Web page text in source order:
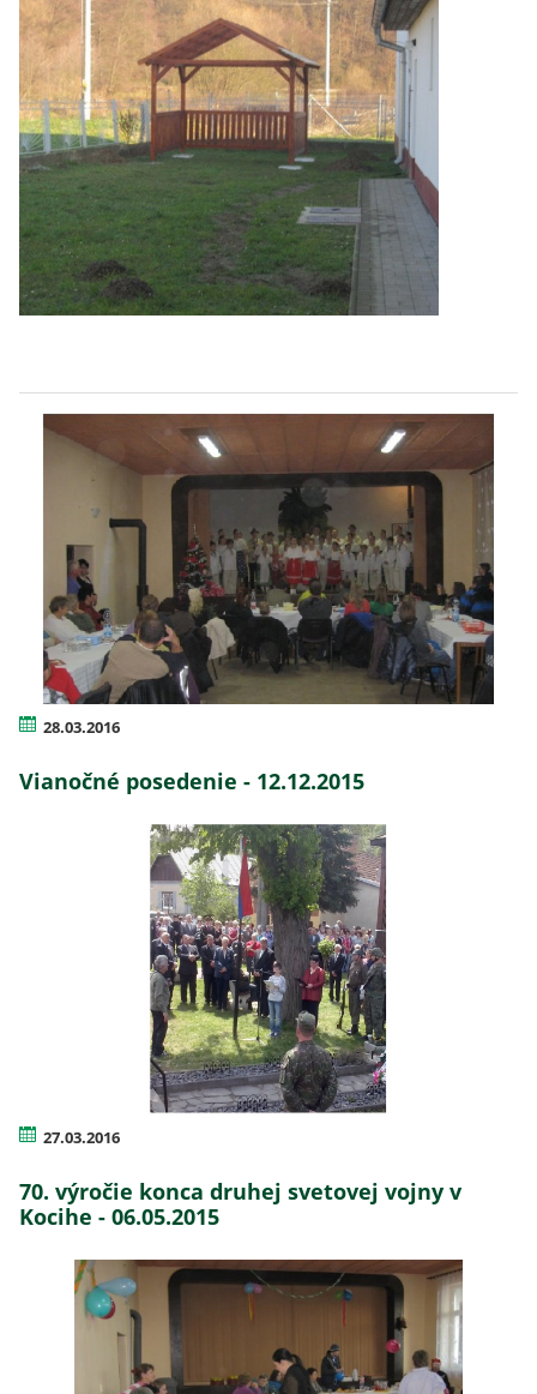
28.03.2016
Vianočné posedenie - 12.12.2015
27.03.2016
70. výročie konca druhej svetovej vojny v
Kocihe - 06.05.2015